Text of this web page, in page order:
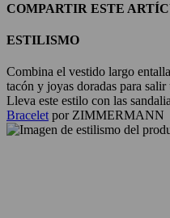
COMPARTIR ESTE
ESTILISMO
Combina el vestido largo
tacón y joyas doradas para
Lleva este estilo con las
Braceletpor ZIMMERMANN